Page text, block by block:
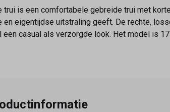
trui is een comfortabele gebreide trui met
en eigentijdse uitstraling geeft. De rechte,
een casual als verzorgde look. Het model is